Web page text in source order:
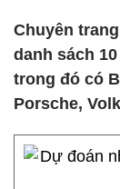
Chuyên
danh sách
trong đó có
Porsche,